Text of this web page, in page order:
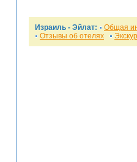
Израиль - Эйлат:
Общая
Отзывы об отелях